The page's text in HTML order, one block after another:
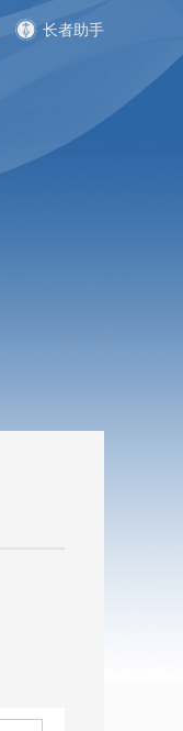
长者助手